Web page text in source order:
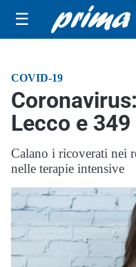
☰
COVID-19
Lecco e
Calano i ricoverati nei
nelle terapie intensive